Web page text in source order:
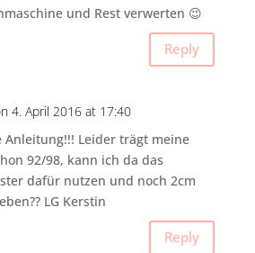
und Rest verwerten 😉
Reply
4. April 2016 at 17:40
Anleitung!!! Leider trägt meine
92/98, kann ich da das
dafür nutzen und noch 2cm
LG Kerstin
Reply